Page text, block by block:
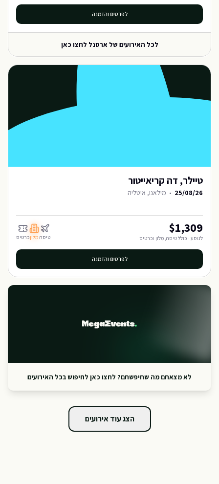
לפרטים והזמנה
לכל האירועים של ארסנל לחצו כאן
טיילר, דה קריאייטור
25/08/26
• מילאנו, איטליה
$1,309
לנוסע · כולל טיסה, מלון וכרטיס טיסה מלוןכרטיס
לפרטים והזמנה
לא מצאתם מה שחיפשתם? לחצו כאן לחיפוש בכל האירועים
הצג עוד אירועים